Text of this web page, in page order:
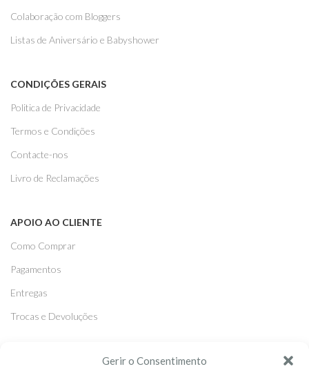
Gerir o Consentimento
Colaboração com Bloggers
Listas de Aniversário e Babyshower
CONDIÇÕES GERAIS
Politica de Privacidade
Termos e Condições
Contacte-nos
Livro de Reclamações
APOIO AO CLIENTE
Como Comprar
Pagamentos
Entregas
Trocas e Devoluções